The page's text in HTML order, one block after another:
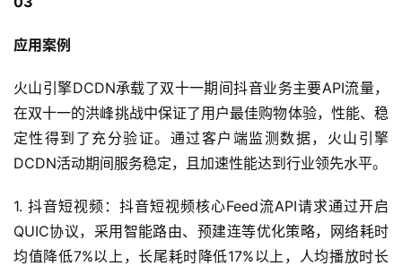
应用案例
火山引擎DCDN承载了双十一期间抖音业务主要API流量，
在双十一的洪峰挑战中保证了用户最佳购物体验，性能、稳
定性得到了充分验证。通过客户端监测数据，火山引擎
DCDN活动期间服务稳定，且加速性能达到行业领先水平。
1. 抖音短视频：抖音短视频核心Feed流API请求通过开启
QUIC协议，采用智能路由、预建连等优化策略，网络耗时
均值降低7%以上，长尾耗时降低17%以上，人均播放时长